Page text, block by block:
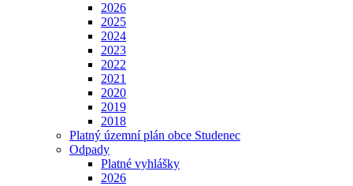
2026
2025
2024
2023
2022
2021
2020
2019
2018
Platný územní plán obce Studenec
Odpady
Platné vyhlášky
2026